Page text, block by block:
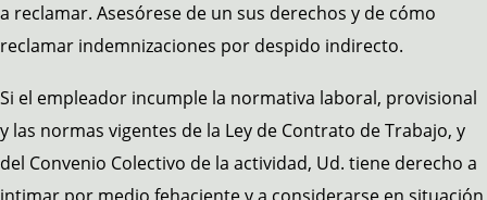
a reclamar. Asesórese de un sus derechos y de cómo
reclamar indemnizaciones por despido indirecto.
Si el empleador incumple la normativa laboral, provisional
y las normas vigentes de la Ley de Contrato de Trabajo, y
del Convenio Colectivo de la actividad, Ud. tiene derecho a